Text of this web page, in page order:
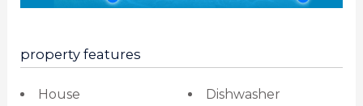
property features
House
Dishwasher